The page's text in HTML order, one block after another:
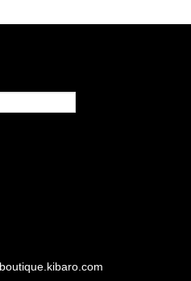
boutique.kibaro.com